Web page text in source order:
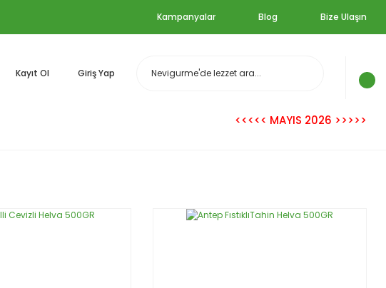
Kampanyalar Blog Bize Ulaşın
Kayıt Ol Giriş Yap
<<<<< MAYIS 2026 >>>>>